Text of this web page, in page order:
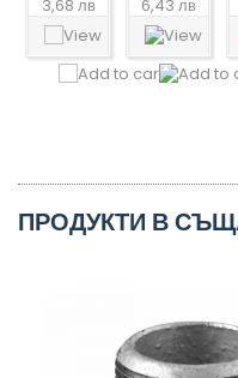
3,68 лв 6,43 лв
ПРОДУКТИ В